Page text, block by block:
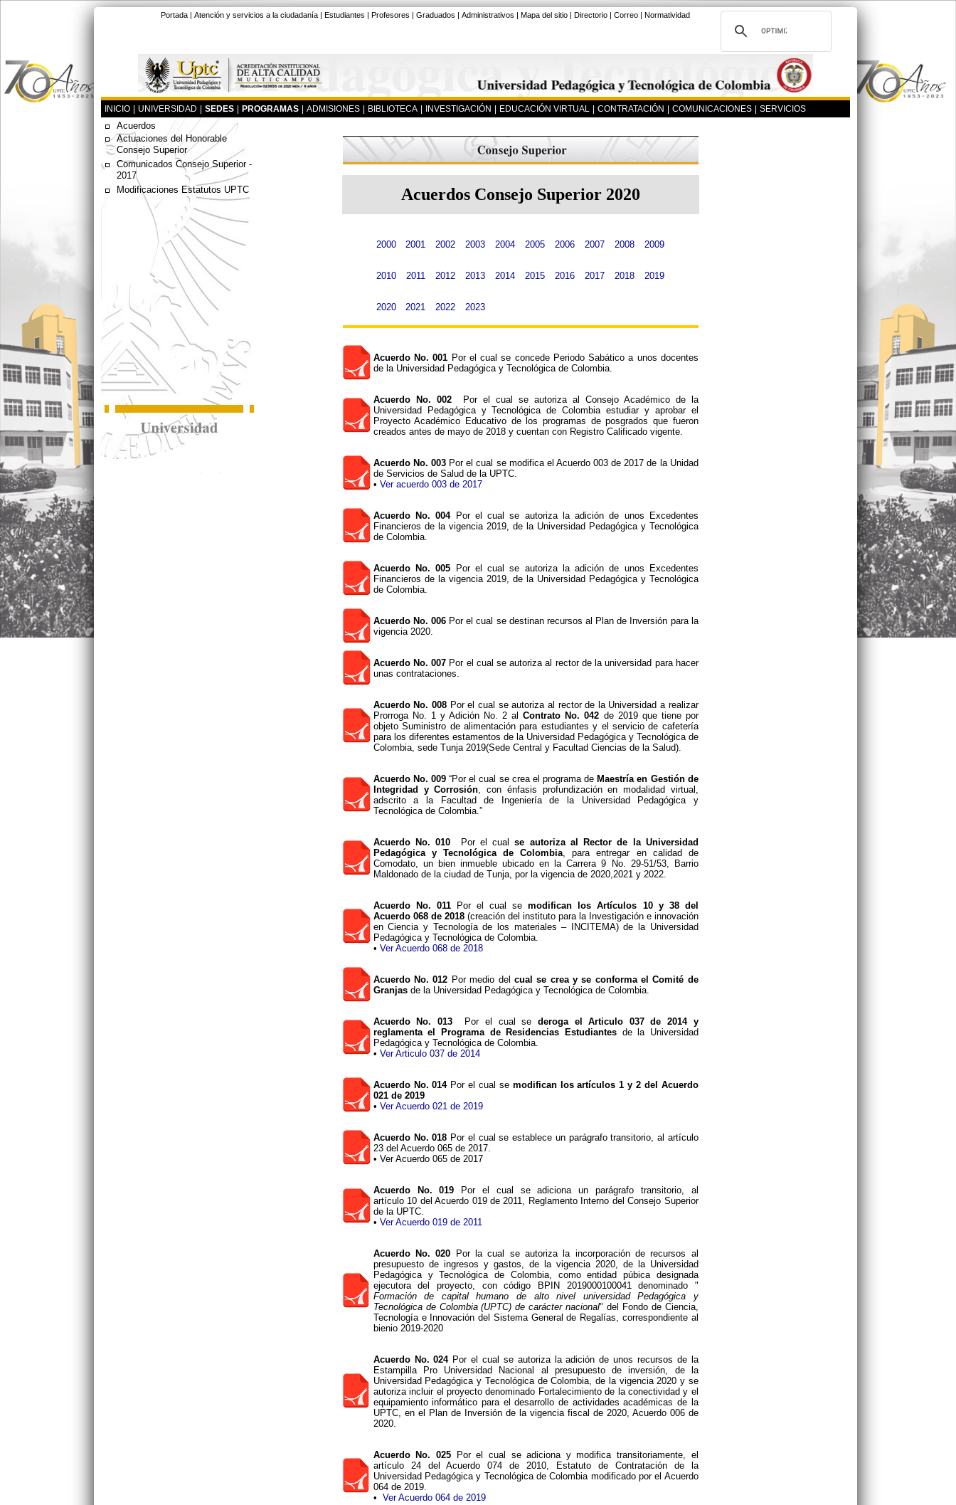
Portada |Atención y servicios a la ciudadanía |Estudiantes |Profesores |Graduados |Administrativos |Mapa del sitio |Directorio |Correo |Normatividad
INICIO UNIVERSIDAD SEDES PROGRAMAS ADMISIONES BIBLIOTECA INVESTIGACIÓN EDUCACIÓN VIRTUAL CONTRATACIÓN COMUNICACIONES SERVICIOS
Acuerdos
Actuaciones del Honorable
Consejo Superior
Comunicados Consejo Superior -
2017
Modificaciones Estatutos UPTC Acuerdos Consejo Superior 2020
2000 2001 2002 2003 2004 2005 2006 2007 2008 2009
2010 2011 2012 2013 2014 2015 2016 2017 2018 2019
2020 2021 2022 2023
Acuerdo No. 001 Por el cual se concede Periodo Sabático a unos docentes
de la Universidad Pedagógica y Tecnológica de Colombia.
Acuerdo No. 002Por el cual se autoriza al Consejo Académico de la
Universidad Pedagógica y Tecnológica de Colombia estudiar y aprobar el
Proyecto Académico Educativo de los programas de posgrados que fueron
creados antes de mayo de 2018 y cuentan con Registro Calificado vigente.
Acuerdo No. 003 Por el cual se modifica el Acuerdo 003 de 2017 de la Unidad
de Servicios de Salud de la UPTC.
• Ver acuerdo 003 de 2017
Acuerdo No. 004Por el cual se autoriza la adición de unos Excedentes
Financieros de la vigencia 2019, de la Universidad Pedagógica y Tecnológica
de Colombia.
Acuerdo No. 005 Por el cual se autoriza la adición de unos Excedentes
Financieros de la vigencia 2019, de la Universidad Pedagógica y Tecnológica
de Colombia.
Acuerdo No. 006 Por el cual se destinan recursos al Plan de Inversión para la
vigencia 2020.
Acuerdo No. 007 Por el cual se autoriza al rector de la universidad para hacer
unas contrataciones.
Acuerdo No. 008 Por el cual se autoriza al rector de la Universidad a realizar
Prorroga No. 1 y Adición No. 2 alContrato No. 042 de 2019 que tiene por
objeto Suministro de alimentación para estudiantes y el servicio de cafetería
para los diferentes estamentos de la Universidad Pedagógica y Tecnológica de
Colombia, sede Tunja 2019(Sede Central y Facultad Ciencias de la Salud).
Acuerdo No. 009 “Por el cual se crea el programa de Maestría en Gestión de
Integridad y Corrosión , con énfasis profundización en modalidad virtual,
adscrito a la Facultad de Ingeniería de la Universidad Pedagógica y
Tecnológica de Colombia.”
Acuerdo No. 010 Por el cualse autoriza al Rector de la Universidad
Pedagógica y Tecnológica de Colombia , para entregar en calidad de
Comodato, un bien inmueble ubicado en la Carrera 9 No. 29-51/53, Barrio
Maldonado de la ciudad de Tunja, por la vigencia de 2020,2021 y 2022.
Acuerdo No. 011Por el cual semodifican los Artículos 10 y 38 del
Acuerdo 068 de 2018(creación del instituto para la Investigación e innovación
en Ciencia y Tecnología de los materiales – INCITEMA) de la Universidad
Pedagógica y Tecnológica de Colombia.
• Ver Acuerdo 068 de 2018
Acuerdo No. 012 Por medio del cual se crea y se conforma el Comité de
Granjasde la Universidad Pedagógica y Tecnológica de Colombia.
Acuerdo No. 013 Por el cual se deroga el Articulo 037 de 2014 y
reglamenta el Programa de Residencias Estudiantesde la Universidad
Pedagógica y Tecnológica de Colombia.
• Ver Articulo 037 de 2014
Acuerdo No. 014Por el cual se modifican los artículos 1 y 2 del Acuerdo
021 de 2019
• Ver Acuerdo 021 de 2019
Acuerdo No. 018 Por el cual se establece un parágrafo transitorio, al artículo
23 del Acuerdo 065 de 2017.
• Ver Acuerdo 065 de 2017
Acuerdo No. 019 Por el cual se adiciona un parágrafo transitorio, al
artículo 10 del Acuerdo 019 de 2011, Reglamento Interno del Consejo Superior
de la UPTC.
• Ver Acuerdo 019 de 2011
Acuerdo No. 020 Por la cual se autoriza la incorporación de recursos al
presupuesto de ingresos y gastos, de la vigencia 2020, de la Universidad
Pedagógica y Tecnológica de Colombia, como entidad púbica designada
ejecutora del proyecto, con código BPIN 2019000100041 denominado "
Formación de capital humano de alto nivel universidad Pedagógica y
Tecnológica de Colombia (UPTC) de carácter nacional" del Fondo de Ciencia,
Tecnología e Innovación del Sistema General de Regalías, correspondiente al
bienio 2019-2020
Acuerdo No. 024Por el cual se autoriza la adición de unos recursos de la
Estampilla Pro Universidad Nacional al presupuesto de inversión, de la
Universidad Pedagógica y Tecnológica de Colombia, de la vigencia 2020 y se
autoriza incluir el proyecto denominado Fortalecimiento de la conectividad y el
equipamiento informático para el desarrollo de actividades académicas de la
UPTC, en el Plan de Inversión de la vigencia fiscal de 2020, Acuerdo 006 de
2020.
Acuerdo No. 025 Por el cual se adiciona y modifica transitoriamente, el
artículo 24 del Acuerdo 074 de 2010, Estatuto de Contratación de la
Universidad Pedagógica y Tecnológica de Colombia modificado por el Acuerdo
064 de 2019.
• Ver Acuerdo 064 de 2019